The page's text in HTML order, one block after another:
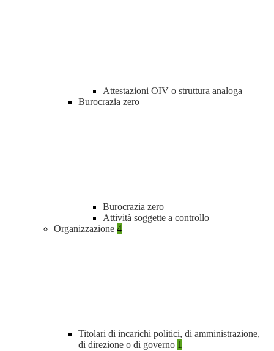
Attestazioni OIV o struttura analoga
Burocrazia zero
Burocrazia zero
Attività soggette a controllo
Organizzazione 4
Titolari di incarichi politici, di amministrazione,
di direzione o di governo 1